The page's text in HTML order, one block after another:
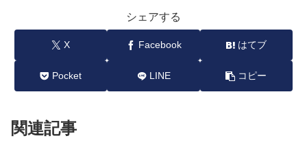
シェアする
X Facebook はてブ
Pocket LINE コピー
関連記事